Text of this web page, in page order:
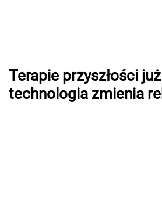
Terapie przyszłości
technologia zmienia